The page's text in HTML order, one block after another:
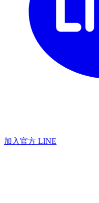
加入官方 LINE